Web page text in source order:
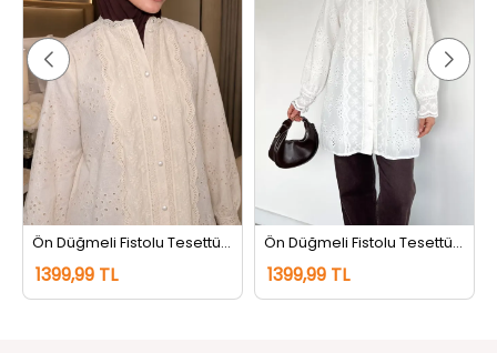
Ön Düğmeli Fistolu Tesettür Gömlek Tunik Bej
1399,99 TL 1399,99 TL